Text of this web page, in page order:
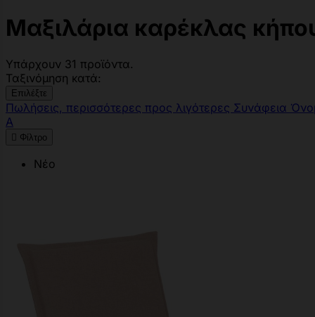
Μαξιλάρια καρέκλας
Υπάρχουν 31 προϊόντα.
Ταξινόμηση κατά:
Επιλέξτε
Πωλήσεις, περισσότερες προς λιγότερες Συνάφεια
Α
 Φίλτρο
Νέο